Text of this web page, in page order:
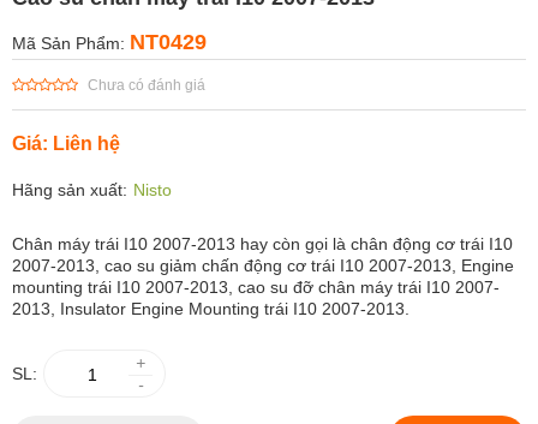
Mã Sản Phẩm: NT0429
Chưa có đánh giá
Giá: Liên hệ
Hãng sản xuất: Nisto
Chân máy trái I10 2007-2013 hay còn gọi là chân động cơ trái I10
2007-2013, cao su giảm chấn động cơ trái I10 2007-2013, Engine
mounting trái I10 2007-2013, cao su đỡ chân máy trái I10 2007-
2013, Insulator Engine Mounting trái I10 2007-2013.
SL:
+
-